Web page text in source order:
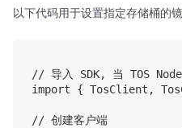
以下代码用于设置指定存储桶的镜
// 导入 SDK, 当 TOS
import { TosClient,
// 创建客户端